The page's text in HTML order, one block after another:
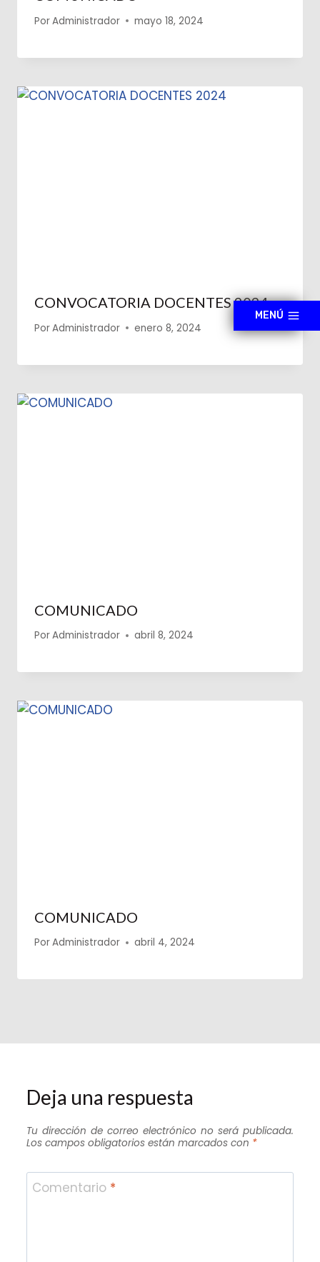
MENÚ
PorAdministrador mayo 18, 2024
CONVOCATORIA DOCENTES 2024
PorAdministrador enero 8, 2024
COMUNICADO
PorAdministrador abril 8, 2024
COMUNICADO
PorAdministrador abril 4, 2024
Deja una respuesta
Tu dirección de correo electrónico no será publicada.
Los campos obligatorios están marcados con *
Comentario *